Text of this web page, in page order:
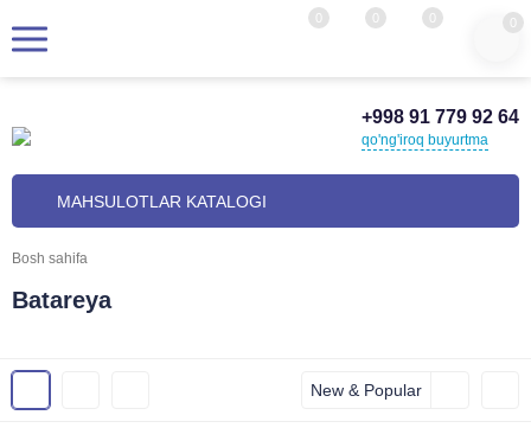
0 0 0 0
+998 91 779 92 64
qo'ng'iroq buyurtma
MAHSULOTLAR KATALOGI
Bosh sahifa
Batareya
New & Popular